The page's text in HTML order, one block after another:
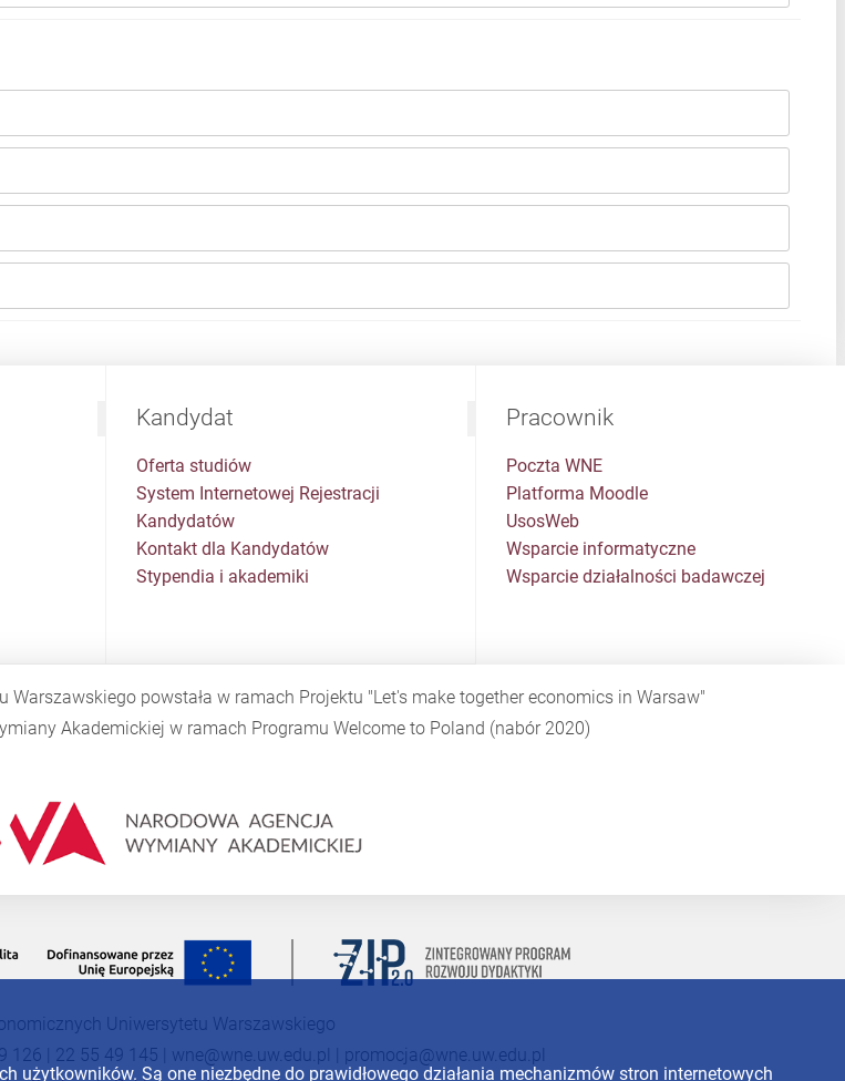
Kandydat
Oferta studiów
System Internetowej Rejestracji
Kandydatów
Kontakt dla Kandydatów
Stypendia i akademiki
Pracownik
Poczta WNE
Platforma Moodle
UsosWeb
Wsparcie informatyczne
Wsparcie działalności badawczej
Warszawskiego powstała w ramach Projektu "Let's make together economics in Warsaw"
Akademickiej w ramach Programu Welcome to Poland (nabór 2020)
Uniwersytetu Warszawskiego
126 | 22 55 49 145 | wne@wne.uw.edu.pl
promocja@wne.uw.edu.pl
Są one niezbędne do prawidłowego działania mechanizmów stron internetowych